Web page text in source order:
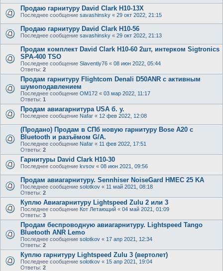
Продаю гарнитуру David Clark H10-13X
Последнее сообщение savashinsky « 29 окт 2022, 21:15
Продаю гарнитуру David Clark H10-56
Последнее сообщение savashinsky « 29 окт 2022, 21:13
Продам комплект David Clark H10-60 2шт, интерком Sigtronics
SPA-400 TSO
Последнее сообщение Slaventiy76 « 08 июн 2022, 05:44
Ответы: 2
Продам гарнитуру Flightcom Denali D50ANR с активным
шумоподавлением
Последнее сообщение OM172 « 03 мар 2022, 11:17
Ответы: 1
Продам авиагарнитура USA б. у.
Последнее сообщение Nafar « 12 фев 2022, 12:08
(Продано) Продам в СПб новую гарнитуру Bose A20 с
Bluetooth и разъёмом G/A.
Последнее сообщение Nafar « 11 фев 2022, 17:51
Ответы: 2
Гарнитуры David Clark H10-30
Последнее сообщение kvsov « 08 июн 2021, 09:56
Продам авиагарнитуру. Sennhiser NoiseGard HMEC 25 KA
Последнее сообщение solotkov « 11 май 2021, 08:18
Ответы: 2
Куплю Авиагарнитуру Lightspeed Zulu 2 или 3
Последнее сообщение Кот Летающий « 04 май 2021, 01:09
Ответы: 3
Продам беспроводную авиагарнитуру. Lightspeed Tango
Bluetooth ANR Lemo
Последнее сообщение solotkov « 17 апр 2021, 12:34
Ответы: 2
Куплю гарнитуру Lightspeed Zulu 3 (вертолет)
Последнее сообщение solotkov « 15 апр 2021, 19:04
Ответы: 2